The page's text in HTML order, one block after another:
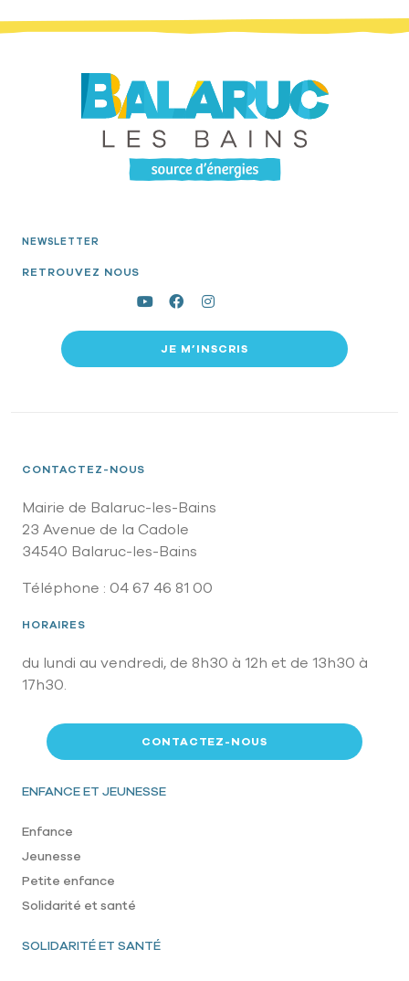
NEWSLETTER
JE M’INSCRIS
RETROUVEZ NOUS
CONTACTEZ-NOUS
Mairie de Balaruc-les-Bains
23 Avenue de la Cadole
34540 Balaruc-les-Bains
Téléphone : 04 67 46 81 00
HORAIRES
du lundi au vendredi, de 8h30 à 12h et de 13h30 à
17h30.
CONTACTEZ-NOUS
Pied de page
ENFANCE ET JEUNESSE
Enfance
Jeunesse
Petite enfance
Solidarité et santé
SOLIDARITÉ ET SANTÉ